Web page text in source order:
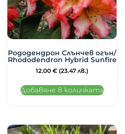
Рододендрон Слънчев огън/
Rhododendron Hybrid Sunfire
12.00 € (23.47 лв.)
Добавяне в количката